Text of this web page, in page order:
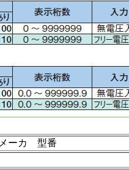
メーカ 型番